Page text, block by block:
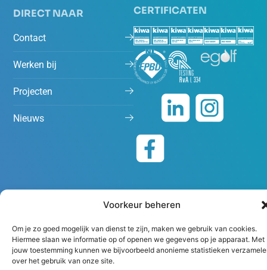
Voorkeur beheren
Om je zo goed mogelijk van dienst te zijn, maken we gebruik van cookies.
Hiermee slaan we informatie op of openen we gegevens op je apparaat. Met
jouw toestemming kunnen we bijvoorbeeld anonieme statistieken
over het gebruik van onze site.
DIRECT NAAR
Contact
Werken bij
Projecten
Nieuws
CERTIFICATEN
Algemene voorwaarden
Disclaimer
Copyright 2026 Peutz